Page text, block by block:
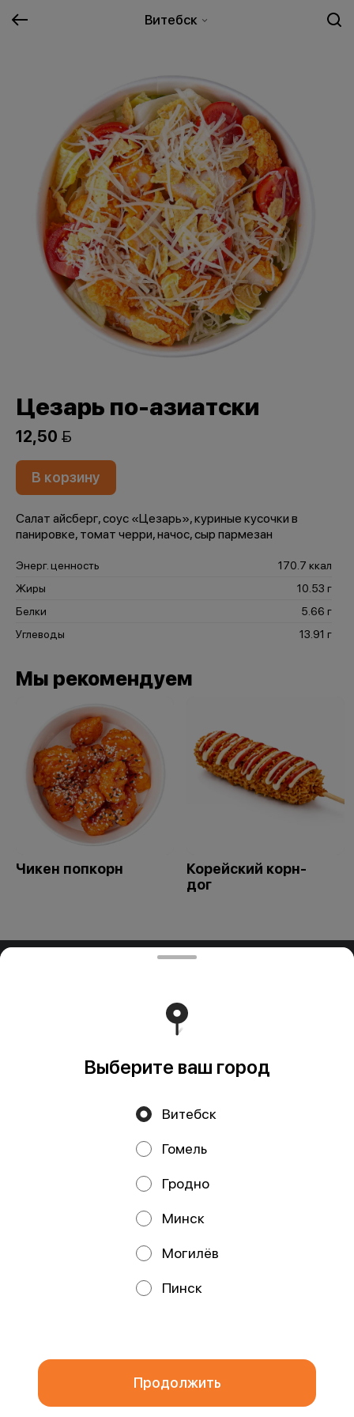
Витебск
аналитических сервисов согласно нашейполитике
конфиденциальности
Цезарь по-азиатски
12,50 
В корзину
Салат айсберг, соус «Цезарь», куриные кусочки в
панировке, томат черри, начос, сыр пармезан
Энерг. ценность
170.7 ккал
Жиры
10.53 г
Белки
5.66 г
Углеводы
13.91 г
Мы рекомендуем
Чикен попкорн
Корейский корн-
дог
ООО "ПАДТАЙ-ГРУПП"
Свидетельство выдано Минским горисполкомом
03.12.2020 г. Интернет-магазин зарегистрирован в
Торговом реестре Республики Беларусь 18.01.2021г.
Публичная оферта
Выберите ваш город
Витебск
Гомель
Гродно
Минск
Могилёв
Пинск